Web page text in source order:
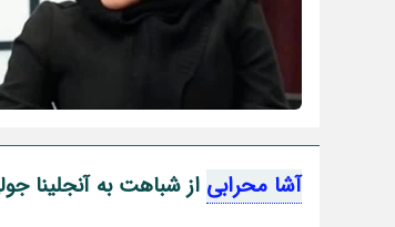
آشا محرابی از شباهت به آنجلینا